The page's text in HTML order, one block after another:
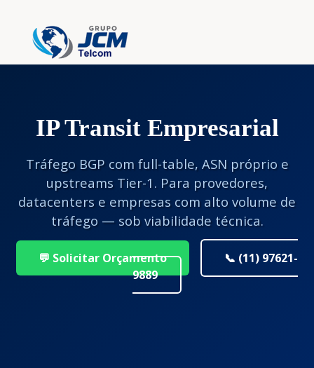
IP Transit Empresarial
Tráfego BGP com full-table, ASN próprio e
upstreams Tier-1. Para provedores,
datacenters e empresas com alto volume de
tráfego — sob viabilidade técnica.
💬 Solicitar Orçamento
📞 (11) 97621-
9889